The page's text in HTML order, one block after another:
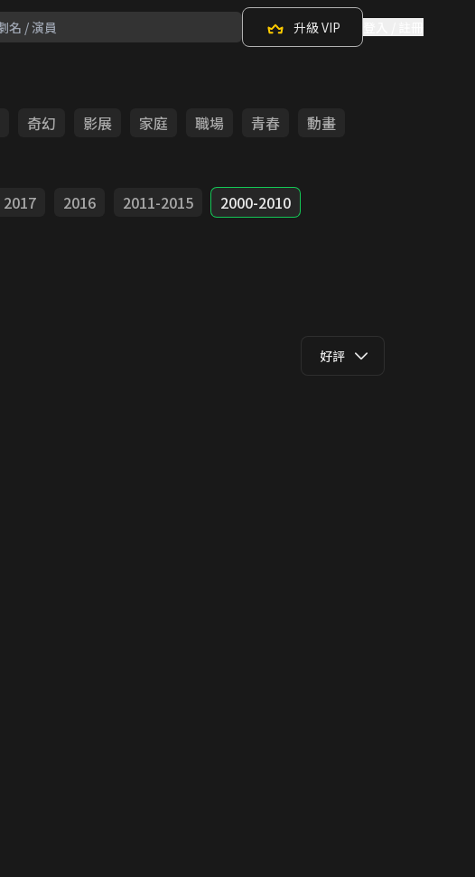
升級 VIP
奇幻 影展 家庭 職場 青春
動畫
2017 2016 2011-2015
2000-2010
好評